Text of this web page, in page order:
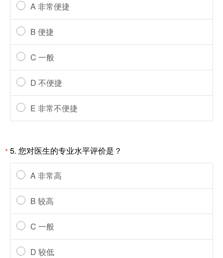
A 非常便捷
B 便捷
C 一般
D 不便捷
E 非常不便捷
*5. 您对医生的专业水平评价是？
A 非常高
B 较高
C 一般
D 较低